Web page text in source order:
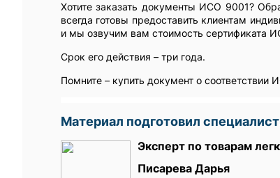
Хотите заказать документы ИСО 9001?
всегда готовы предоставить клиентам
и мы озвучим вам стоимость сертификата
Срок его действия – три года.
Помните – купить документ о
Материал подготовил
Эксперт по товарам
Писарева Дарья